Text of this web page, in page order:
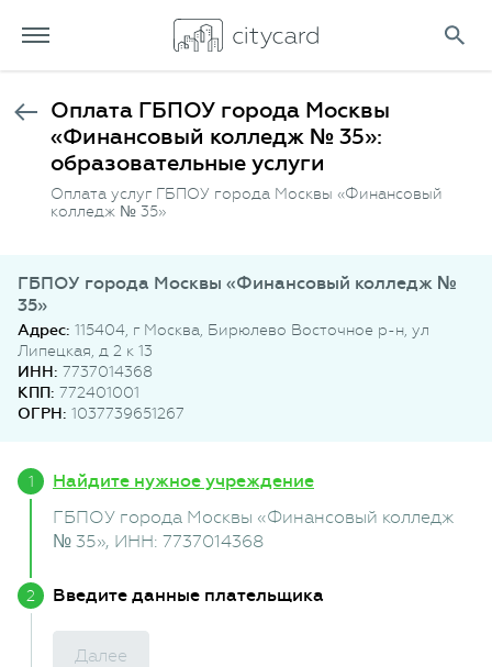
Оплата ГБПОУ города Москвы
«Финансовый колледж № 35»:
образовательные услуги
Оплата услуг ГБПОУ города Москвы «Финансовый
колледж № 35»
ГБПОУ города Москвы «Финансовый колледж №
35»
Адрес: 115404, г Москва, Бирюлево Восточное р-н, ул
Липецкая, д 2 к 13
ИНН: 7737014368
КПП: 772401001
ОГРН: 1037739651267
Найдите нужное учреждение
ГБПОУ города Москвы «Финансовый колледж
№ 35», ИНН: 7737014368
Введите данные плательщика
Далее